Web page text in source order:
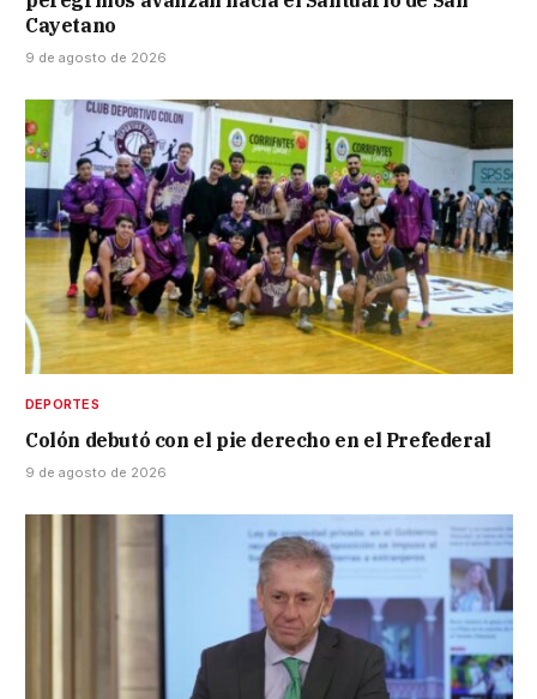
Cayetano
9 de agosto de 2026
DEPORTES
Colón debutó con el pie derecho en el Prefederal
9 de agosto de 2026